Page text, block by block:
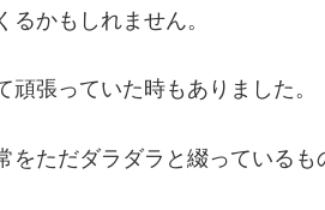
るかもしれません。
頑張っていた時もありました
をただダラダラと綴っている